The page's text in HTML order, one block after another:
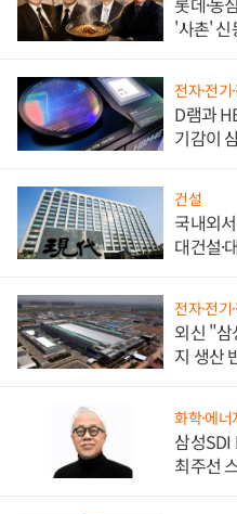
'사촌' 신
전자·전기
D램과
기감이
건설
국내외
대건설·
전자·전기
외신 "삼
지 생산
화학·에너
삼성SDI
최주선